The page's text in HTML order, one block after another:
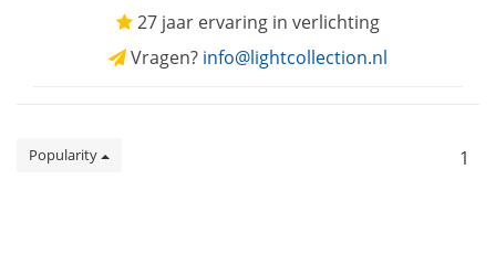
27 jaar ervaring in verlichting
Vragen? info@lightcollection.nl
Popularity 1